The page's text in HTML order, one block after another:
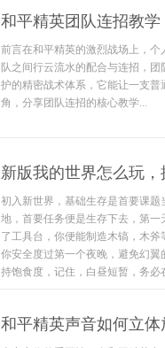
和平精英团队连招教
前言在和平精英的激烈战场上，
队之间行云流水的配合与连招，
护的精密战术体系，它能让一支
角，分享团队连招的核心教学...
新版我的世界怎么玩
初入新世界，基础生存是首要课
地，首要任务便是生存下去，第
了工具台，你便能制造木镐，木
你安全度过第一个夜晚，避免幻
持饱食度，记住，白昼短暂，务必
和平精英声音如何立